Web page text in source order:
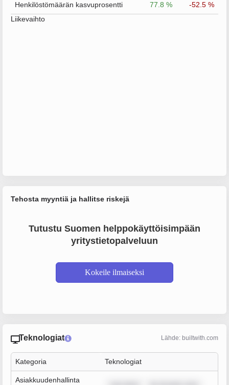
Henkilöstömäärän kasvuprosentti 77.8 %
-52.5 %
Liikevaihto
Tehosta myyntiä ja hallitse riskejä
Tutustu Suomen helppokäyttöisimpään
yritystietopalveluun
Kokeile ilmaiseksi
Teknologiat Lähde: builtwith.com
Kategoria Teknologiat
Asiakkuudenhallinta